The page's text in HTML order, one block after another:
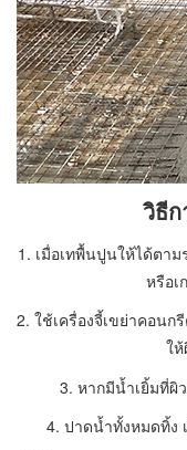
วิธี
1. เมื่อเทพื้นปูนให้ได้ตา
หรือเ
2. ใช้เครื่องจี้เขย่าคอน
ใ
3. หากมีน้ำเยิ้มที่ผิ
4. ปาดน้ำทั้งหมดทิ้ง